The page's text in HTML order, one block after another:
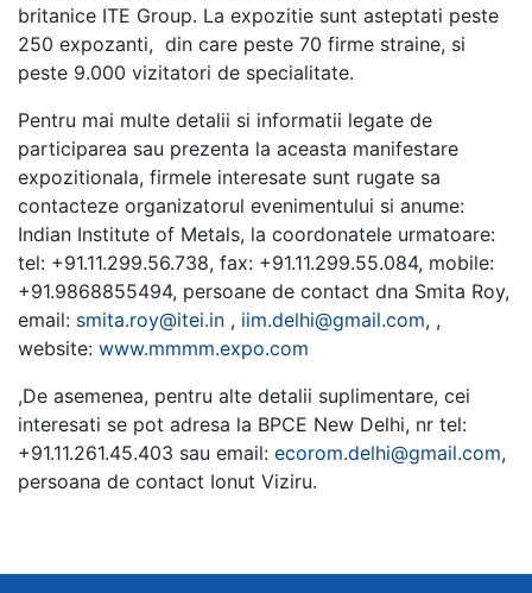
britanice ITE Group. La expozitie sunt asteptati peste
250 expozanti, din care peste 70 firme straine, si
peste 9.000 vizitatori de specialitate.
Pentru mai multe detalii si informatii legate de
participarea sau prezenta la aceasta manifestare
expozitionala, firmele interesate sunt rugate sa
contacteze organizatorul evenimentului si anume:
Indian Institute of Metals, la coordonatele urmatoare:
tel: +91.11.299.56.738, fax: +91.11.299.55.084, mobile:
+91.9868855494, persoane de contact dna Smita Roy,
email: smita.roy@itei.in , iim.delhi@gmail.com, ,
website: www.mmmm.expo.com
,De asemenea, pentru alte detalii suplimentare, cei
interesati se pot adresa la BPCE New Delhi, nr tel:
+91.11.261.45.403 sau email: ecorom.delhi@gmail.com,
persoana de contact Ionut Viziru.